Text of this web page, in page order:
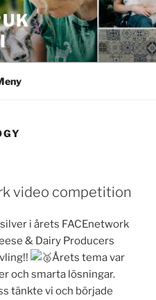
video competition
i årets FACEnetwork
& Dairy Producers
Årets tema var
och smarta lösningar.
tänkte vi och började